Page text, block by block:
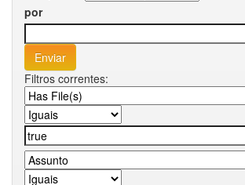
por
Filtros correntes: